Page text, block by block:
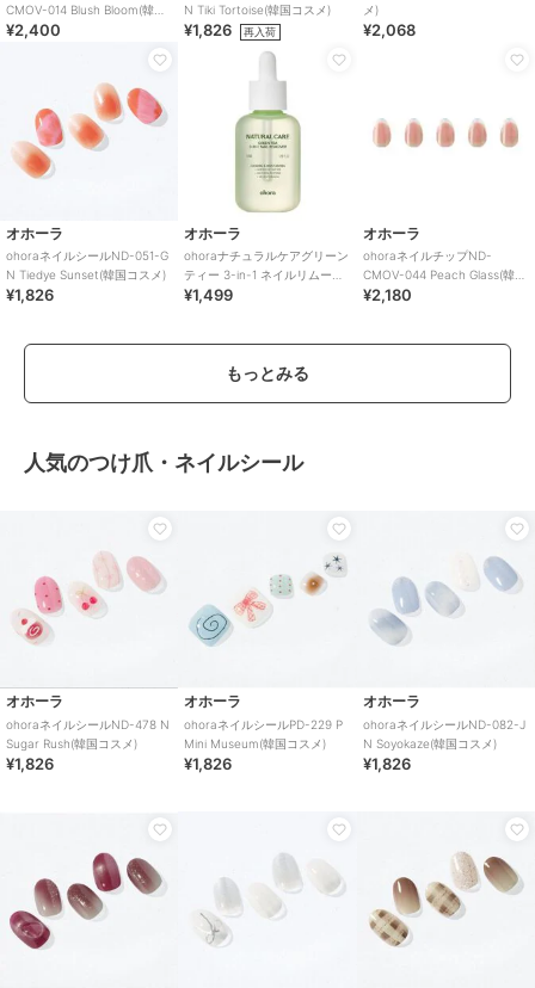
CMOV-014 Blush Bloom(韓国
コスメ)
¥2,400
N Tiki Tortoise(韓国コスメ)
¥1,826 再入荷
メ)
¥2,068
オホーラ
ohoraネイルシールND-051-G
N Tiedye Sunset(韓国コスメ)
¥1,826
オホーラ
ohoraナチュラルケアグリーン
ティー 3-in-1 ネイルリムーバ
ー(韓国コスメ)
¥1,499
オホーラ
ohoraネイルチップND-
CMOV-044 Peach Glass(韓国
コスメ)
¥2,180
もっとみる
人気のつけ爪・ネイルシール
オホーラ
ohoraネイルシールND-478 N
Sugar Rush(韓国コスメ)
¥1,826
オホーラ
ohoraネイルシールPD-229 P
Mini Museum(韓国コスメ)
¥1,826
オホーラ
ohoraネイルシールND-082-J
N Soyokaze(韓国コスメ)
¥1,826